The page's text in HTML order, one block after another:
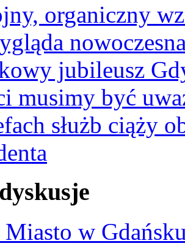
organiczny
jubileusz
musimy być
służb ciąży
Miasto w